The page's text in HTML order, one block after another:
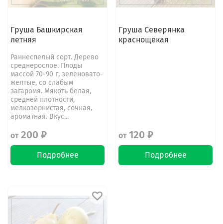
Груша Башкирская
летняя
Раннеспелый сорт. Дерево
среднерослое. Плоды
массой 70-90 г, зеленовато-
желтые, со слабым
загаромя. Мякоть белая,
средней плотности,
мелкозернистая, сочная,
ароматная. Вкус...
от200 ₽
Подробнее
Груша Северянка
краснощекая
от120 ₽
Подробнее